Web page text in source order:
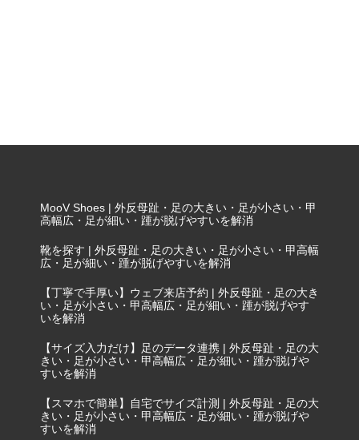
MooV Shoes | 外反母趾・足の大きい・足が小さい・甲
高幅広・足が細い・踵が脱げやすいを解消
靴を探す | 外反母趾・足の大きい・足が小さい・甲高幅
広・足が細い・踵が脱げやすいを解消
【丁寧で手厚い】ウェブ来店予約 | 外反母趾・足の大き
い・足が小さい・甲高幅広・足が細い・踵が脱げやす
いを解消
【サイズ入力だけ】足のデータ連携 | 外反母趾・足の大
きい・足が小さい・甲高幅広・足が細い・踵が脱げや
すいを解消
【スマホで簡単】自宅でサイズ計測 | 外反母趾・足の大
きい・足が小さい・甲高幅広・足が細い・踵が脱げや
すいを解消